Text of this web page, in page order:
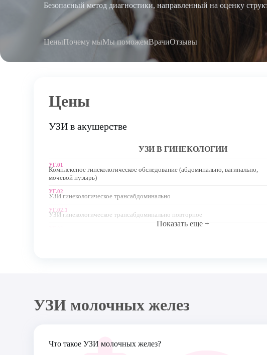
Безопасный метод диагностики, направленный на оценку
ЦеныПочему мыМы поможемВрачиОтзывы
Цены
УЗИ в акушерстве
УЗИ В ГИНЕКОЛОГИИ
УГ.01
Комплексное гинекологическое обследование (абдоминально, вагинально,
мочевой пузырь)
УГ.02
УЗИ гинекологическое трансабдоминально
УГ.02.1
УЗИ гинекологическое трансабдоминально повторное
Показать еще +
УЗИ молочных желез
Что такое УЗИ молочных желез?